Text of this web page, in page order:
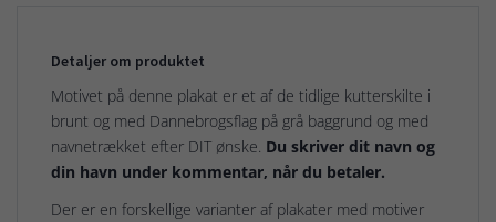
Detaljer om produktet
Motivet på denne plakat er et af de tidlige kutterskilte i
brunt og med Dannebrogsflag på grå baggrund og med
navnetrækket efter DIT ønske. Du skriver dit navn og
din havn under kommentar, når du betaler.
Der er en forskellige varianter af plakater med motiver